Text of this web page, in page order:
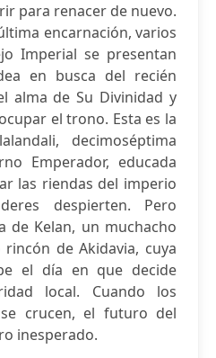
para renacer de nuevo.
encarnación, varios
Imperial se presentan
en busca del recién
alma de Su Divinidad y
el trono. Esta es la
decimoséptima
Emperador, educada
las riendas del imperio
despierten. Pero
de Kelan, un muchacho
de Akidavia, cuya
el día en que decide
local. Cuando los
crucen, el futuro del
inesperado.